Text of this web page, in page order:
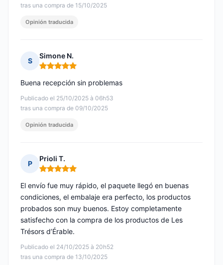
tras una compra de 15/10/2025
Opinión traducida
S
Simone N.
Nota: 5 de 5
Publicado el 25/10/2025 à 06h53
tras una compra de 09/10/2025
Buena recepción sin problemas
Opinión traducida
P
Prioli T.
Nota: 5 de 5
Publicado el 24/10/2025 à 20h52
tras una compra de 13/10/2025
El envío fue muy rápido, el paquete llegó en buenas
condiciones, el embalaje era perfecto, los productos
probados son muy buenos. Estoy completamente
satisfecho con la compra de los productos de Les
Trésors d’Érable.